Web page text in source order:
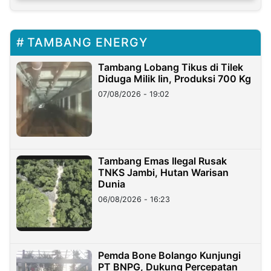
TAMBANG ENERGY
Tambang Lobang Tikus di Tilek
Diduga Milik Iin, Produksi 700 Kg
07/08/2026 - 19:02
Tambang Emas Ilegal Rusak
TNKS Jambi, Hutan Warisan
Dunia
06/08/2026 - 16:23
Pemda Bone Bolango Kunjungi
PT BNPG, Dukung Percepatan